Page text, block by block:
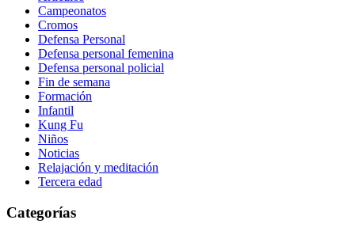
Campeonatos
Cromos
Defensa Personal
Defensa personal femenina
Defensa personal policial
Fin de semana
Formación
Infantil
Kung Fu
Niños
Noticias
Relajación y meditación
Tercera edad
Categorías